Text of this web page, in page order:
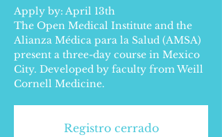
Apply by: April 13th
The Open Medical Institute and the
Alianza Médica para la Salud (AMSA)
present a three-day course in Mexico
City. Developed by faculty from Weill
Cornell Medicine.
Registro cerrado